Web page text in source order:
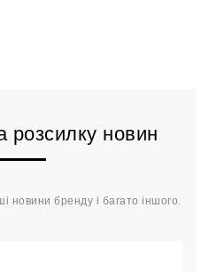
розсилку новин
новини бренду і багато іншого.